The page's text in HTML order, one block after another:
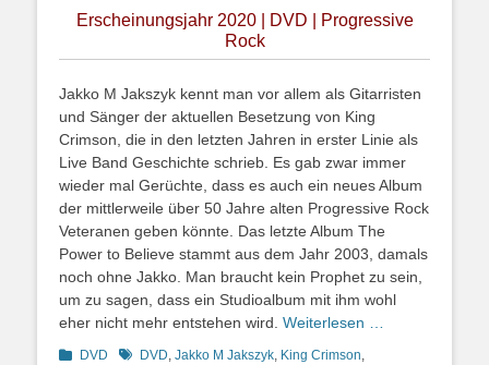
Erscheinungsjahr 2020 | DVD | Progressive
Rock
Jakko M Jakszyk kennt man vor allem als Gitarristen
und Sänger der aktuellen Besetzung von King
Crimson, die in den letzten Jahren in erster Linie als
Live Band Geschichte schrieb. Es gab zwar immer
wieder mal Gerüchte, dass es auch ein neues Album
der mittlerweile über 50 Jahre alten Progressive Rock
Veteranen geben könnte. Das letzte Album The
Power to Believe stammt aus dem Jahr 2003, damals
noch ohne Jakko. Man braucht kein Prophet zu sein,
um zu sagen, dass ein Studioalbum mit ihm wohl
eher nicht mehr entstehen wird. Weiterlesen …
Kategorien
DVD Schlagworte
DVD, Jakko M Jakszyk, King Crimson,